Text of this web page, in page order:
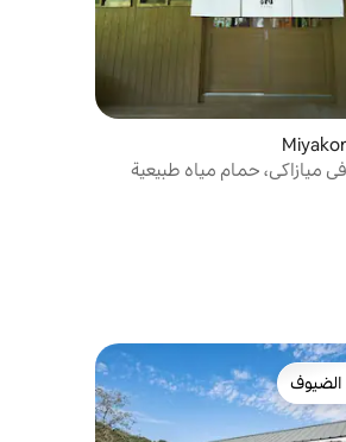
ميازاكي، حمام مياه طبيعية